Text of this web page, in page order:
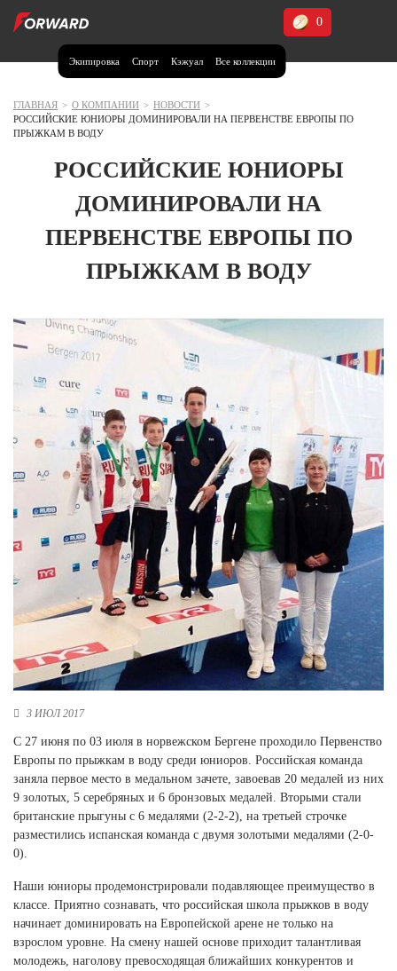
Экипировка Спорт Кэжуал Все коллекции
0
Москва и МО
Волгоградская область (1)
Иркутская область (2)
Кемеровская область (2)
Курская область (1)
Москва и МО (14)
Нижегородская область (1)
Новосибирская область (3)
Омская область (5)
Республика Башкортостан (3)
Республика Крым (1)
Республика Татарстан (2)
Ростовская область (2)
Самарская область (1)
Санкт-Петербург и ЛО (3)
Саратовская область (1)
Свердловская область (5)
Северная Осетия (2)
Смоленская область (1)
Ставропольский край (5)
Томская область (1)
Тюменская область (3)
Хакасия (1)
Ханты-Мансийский автономный округ (3)
Челябинская область (2)
Ярославская область (1)
ГЛАВНАЯ > О КОМПАНИИ > НОВОСТИ >
РОССИЙСКИЕ ЮНИОРЫ ДОМИНИРОВАЛИ НА ПЕРВЕНСТВЕ ЕВРОПЫ ПО
ПРЫЖКАМ В ВОДУ
РОССИЙСКИЕ ЮНИОРЫ
ДОМИНИРОВАЛИ НА
ПЕРВЕНСТВЕ ЕВРОПЫ ПО
ПРЫЖКАМ В ВОДУ
3 ИЮЛ 2017
С 27 июня по 03 июля в норвежском Бергене проходило Первенство
Европы по прыжкам в воду среди юниоров. Российская команда
заняла первое место в медальном зачете, завоевав 20 медалей из них
9 золотых, 5 серебряных и 6 бронзовых медалей. Вторыми стали
британские прыгуны с 6 медалями (2-2-2), на третьей строчке
разместились испанская команда с двумя золотыми медалями (2-0-
0).
Наши юниоры продемонстрировали подавляющее преимущество в
классе. Приятно сознавать, что российская школа прыжков в воду
начинает доминировать на Европейской арене не только на
взрослом уровне. На смену нашей основе приходит талантливая
молодежь, наголову превосходящая ближайших конкурентов и